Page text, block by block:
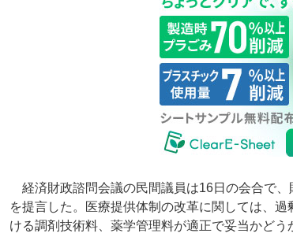
経済財政諮問会議の民間議員は16日の会合で
を提言した。医療提供体制の改革に関しては、
ける調剤技術料、薬学管理料が適正で妥当かど